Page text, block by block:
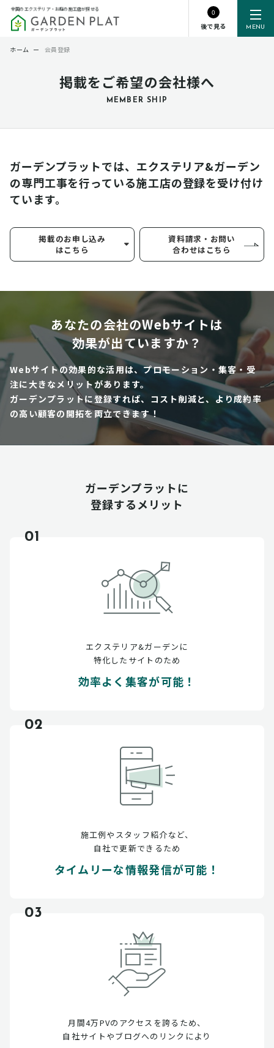
MENU
全国のエクステリア・お庭の施工店が探せる
0
後で見る
掲載をご希望の会社様へ
MEMBER SHIP
ホーム ー 会員登録
ガーデンプラットでは、エクステリア&ガーデン
の専門工事を行っている施工店の登録を受け付け
ています。
掲載のお申し込み
はこちら
資料請求・お問い
合わせはこちら
あなたの会社のWebサイトは
効果が出ていますか？
Webサイトの効果的な活用は、プロモーション・集客・受
注に大きなメリットがあります。
ガーデンプラットに登録すれば、コスト削減と、より成約率
の高い顧客の開拓を両立できます！
ガーデンプラットに
登録するメリット
01
エクステリア&ガーデンに
特化したサイトのため
効率よく集客が可能！
02
施工例やスタッフ紹介など、
自社で更新できるため
タイムリーな情報発信が可能！
03
月間4万PVのアクセスを誇るため、
自社サイトやブログへのリンクにより